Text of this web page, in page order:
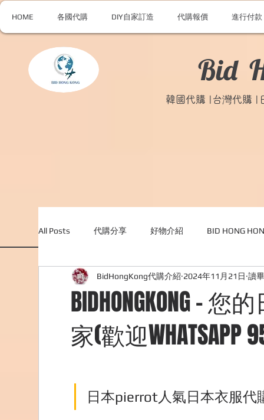
HOME 各國代購 DIY自家訂造 代購報價 進行付款
Bid
韓國代購 |台灣代購 |
All Posts 代購分享 好物介紹 BID HONG
外國購物網站介紹 ABOUT ME ABOUT
美食團購 購物 台灣代購網站
BIDHONGKONG -
家(歡迎WHATSAPP
BidHongKong代購介紹 2024年11月21日 讀
日本pierrot人氣日本衣服代